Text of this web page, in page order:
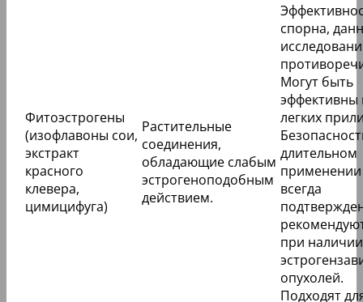
Фитоэстрогены
(изофлавоны сои,
экстракт
красного
клевера,
цимицифуга)
Растительные
соединения,
обладающие слабым
эстрогеноподобным
действием.
спорна,
Могут быть
эффективны
легких
длительном
всегда
при наличии
опухолей.
Подходят